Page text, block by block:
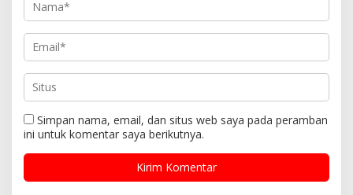
Simpan nama, email, dan situs web saya pada peramban
ini untuk komentar saya berikutnya.